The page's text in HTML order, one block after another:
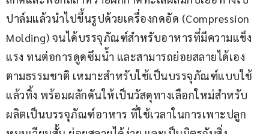
ปาล์มแล้วนำไปขึ้นรูปด้วยเครื่องกดอัด (Compression
Molding) จนได้บรรจุภัณฑ์สำหรับอาหารที่มีความแข็ง
แรง ทนต่อการดูดซึมน้ำ และสามารถย่อยสลายได้เอง
ตามธรรมชาติ เหมาะสำหรับใช้เป็นบรรจุภัณฑ์แบบใช้
แล้วทิ้ง พร้อมผลักดันให้เป็นวัสดุทางเลือกใหม่สำหรับ
ผลิตเป็นบรรจุภัณฑ์อาหาร ที่ใช้เวลาในการเพาะปลูก